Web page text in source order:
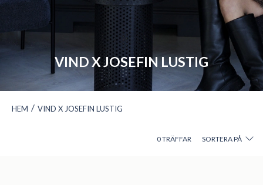
VIND X JOSEFIN LUSTIG
HEM / VIND X JOSEFIN LUSTIG
0TRÄFFAR SORTERA PÅ